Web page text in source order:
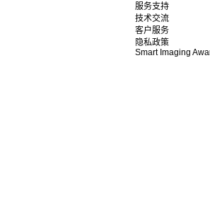
服务支持
技术交流
客户服务
隐私政策
Smart Imaging